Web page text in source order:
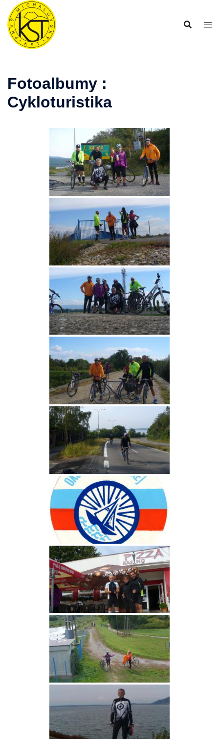
Preskočiť
obsah
Fotoalbumy :
Cykloturistika